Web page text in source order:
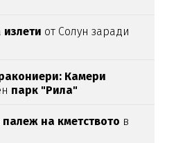
излети от Солун заради
Камери
парк "Рила"
палеж на кметството в